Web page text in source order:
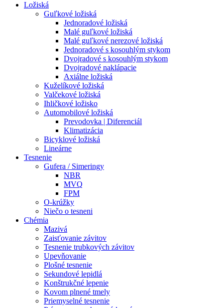
Ložiská
Guľkové ložiská
Jednoradové ložiská
Malé guľkové ložiská
Malé guľkové nerezové ložiská
Jednoradové s kosouhlým stykom
Dvojradové s kosouhlým stykom
Dvojradové naklápacie
Axiálne ložiská
Kuželíkové ložiská
Valčekové ložiská
Ihličkové ložisko
Automobilové ložiská
Prevodovka | Diferenciál
Klimatizácia
Bicyklové ložiská
Lineárne
Tesnenie
Gufera / Simeringy
NBR
MVQ
FPM
O-krúžky
Niečo o tesneni
Chémia
Mazivá
Zaisťovanie závitov
Tesnenie trubkových závitov
Upevňovanie
Plošné tesnenie
Sekundové lepidlá
Konštrukčné lepenie
Kovom plnené tmely
Priemyselné tesnenie